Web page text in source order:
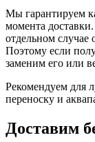
Мы гарантируем
момента
отдельном случае
Поэтому если
заменим его или
Рекомендуем для
переноску и
Доставим